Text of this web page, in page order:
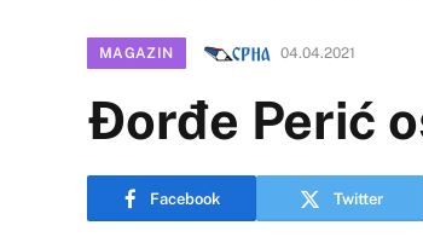
MAGAZIN 04.04.2021
Đorđe Perić
Facebook Twitter